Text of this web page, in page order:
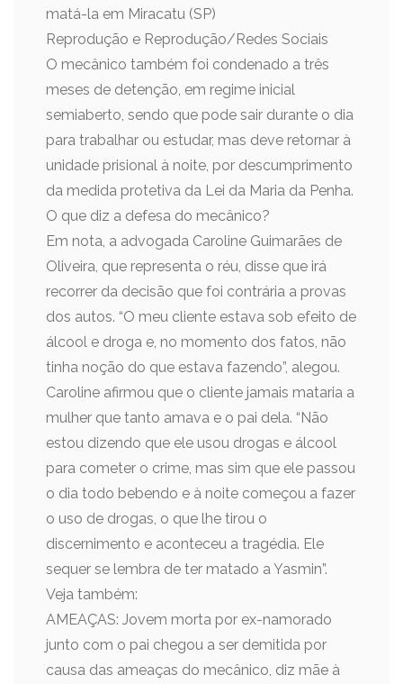
matá-la em Miracatu (SP)
Reprodução e Reprodução/Redes Sociais
O mecânico também foi condenado a três
meses de detenção, em regime inicial
semiaberto, sendo que pode sair durante o dia
para trabalhar ou estudar, mas deve retornar à
unidade prisional à noite, por descumprimento
da medida protetiva da Lei da Maria da Penha.
O que diz a defesa do mecânico?
Em nota, a advogada Caroline Guimarães de
Oliveira, que representa o réu, disse que irá
recorrer da decisão que foi contrária a provas
dos autos. “O meu cliente estava sob efeito de
álcool e droga e, no momento dos fatos, não
tinha noção do que estava fazendo”, alegou.
Caroline afirmou que o cliente jamais mataria a
mulher que tanto amava e o pai dela. “Não
estou dizendo que ele usou drogas e álcool
para cometer o crime, mas sim que ele passou
o dia todo bebendo e à noite começou a fazer
o uso de drogas, o que lhe tirou o
discernimento e aconteceu a tragédia. Ele
sequer se lembra de ter matado a Yasmin”.
Veja também:
AMEAÇAS: Jovem morta por ex-namorado
junto com o pai chegou a ser demitida por
causa das ameaças do mecânico, diz mãe à